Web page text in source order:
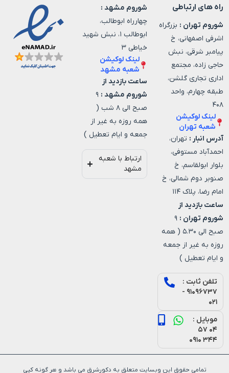
راه های ارتباطی
شوروم تهران : بزرگراه
اشرفی اصفهانی، خ
پیامبر شرقی، نبش
حاجی زاده، مجتمع
اداری تجاری گلشن،
طبقه چهارم، واحد
۴۰۸
لینک لوکیشن
شعبه تهران
آدرس انبار : تهران،
احمدآباد مستوفی،
بلوار ابولقاسم، خ
صنوبر دوم شمالی، خ
امام رضا، پلاک ۱۱۴
ساعت بازدید از
شوروم تهران : ۹
صبح الی ۵.۳۰ ( همه
روزه به غیر از جمعه
و ایام تعطیل )
تلفن ثابت :
۹۱۰۹۶۷۳۷ -
۰۲۱
موبایل :
۰۴ ۵۷
۳۴۴ ۰۹۱۰
شوروم مشهد :
چهارراه ابوطالب،
ابوطالب ۱، نبش شهید
خیاطی ۳
لینک لوکیشن
شعبه مشهد
ساعت بازدید از
شوروم مشهد : ۹
صبح الی ۸ شب (
همه روزه به غیر از
جمعه و ایام تعطیل )
ارتباط با شعبه
مشهد
تمامی حقوق این وبسایت متعلق به دکورشرق می باشد و هر گونه کپی